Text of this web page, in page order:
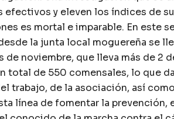
efectivos y eleven los índices de
es mortal e imparable. En este
la junta local moguereña se
de noviembre, que lleva más de 2
total de 550 comensales, lo que
trabajo, de la asociación, así
línea de fomentar la prevención,